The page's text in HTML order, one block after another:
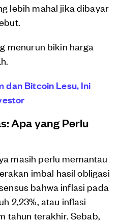
lebih mahal jika dibayar
menurun bikin harga
dan Bitcoin Lesu, Ini
Apa yang Perlu
masih perlu memantau
imbal hasil obligasi
bahwa inflasi pada
2,23%, atau inflasi
tahun terakhir. Sebab,